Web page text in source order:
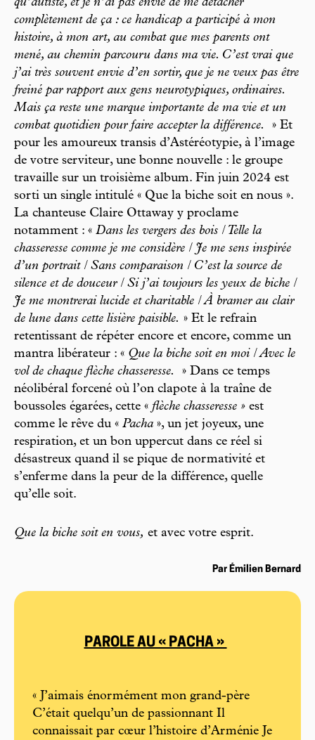
qu’autiste, et je n’ai pas envie de me détacher
complètement de ça : ce handicap a participé à mon
histoire, à mon art, au combat que mes parents ont
mené, au chemin parcouru dans ma vie. C’est vrai que
j’ai très souvent envie d’en sortir, que je ne veux pas être
freiné par rapport aux gens neurotypiques, ordinaires.
Mais ça reste une marque importante de ma vie et un
combat quotidien pour faire accepter la différence.
» Et
pour les amoureux transis d’Astéréotypie, à l’image
de votre serviteur, une bonne nouvelle : le groupe
travaille sur un troisième album. Fin juin 2024 est
sorti un single intitulé « Que la biche soit en nous ».
La chanteuse Claire Ottaway y proclame
notamment : « Dans les vergers des bois / Telle la
chasseresse comme je me considère / Je me sens inspirée
d’un portrait / Sans comparaison / C’est la source de
silence et de douceur / Si j’ai toujours les yeux de biche /
Je me montrerai lucide et charitable / À bramer au clair
de lune dans cette lisière paisible. » Et le refrain
retentissant de répéter encore et encore, comme un
mantra libérateur : « Que la biche soit en moi / Avec le
vol de chaque flèche chasseresse.
» Dans ce temps
néolibéral forcené où l’on clapote à la traîne de
boussoles égarées, cette « flèche chasseresse » est
comme le rêve du « Pacha », un jet joyeux, une
respiration, et un bon uppercut dans ce réel si
désastreux quand il se pique de normativité et
s’enferme dans la peur de la différence, quelle
qu’elle soit.
Que la biche soit en vous, et avec votre esprit.
Par Émilien Bernard
PAROLE AU « PACHA »
« J’aimais énormément mon grand-père
C’était quelqu’un de passionnant Il
connaissait par cœur l’histoire d’Arménie Je